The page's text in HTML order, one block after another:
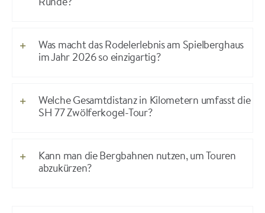
Runde?
Was macht das Rodelerlebnis am Spielberghaus
im Jahr 2026 so einzigartig?
Welche Gesamtdistanz in Kilometern umfasst die
SH 77 Zwölferkogel-Tour?
Kann man die Bergbahnen nutzen, um Touren
abzukürzen?